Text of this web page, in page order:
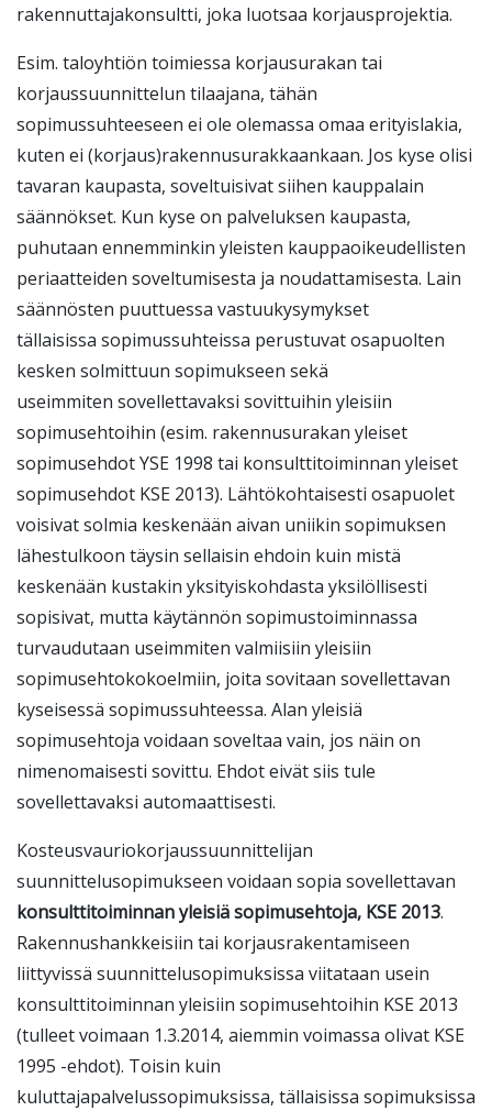
rakennuttajakonsultti, joka luotsaa korjausprojektia.
Esim. taloyhtiön toimiessa korjausurakan tai
korjaussuunnittelun tilaajana, tähän
sopimussuhteeseen ei ole olemassa omaa erityislakia,
kuten ei (korjaus)rakennusurakkaankaan. Jos kyse olisi
tavaran kaupasta, soveltuisivat siihen kauppalain
säännökset. Kun kyse on palveluksen kaupasta,
puhutaan ennemminkin yleisten kauppaoikeudellisten
periaatteiden soveltumisesta ja noudattamisesta. Lain
säännösten puuttuessa vastuukysymykset
tällaisissa sopimussuhteissa perustuvat osapuolten
kesken solmittuun sopimukseen sekä
useimmiten sovellettavaksi sovittuihin yleisiin
sopimusehtoihin (esim. rakennusurakan yleiset
sopimusehdot YSE 1998 tai konsulttitoiminnan yleiset
sopimusehdot KSE 2013). Lähtökohtaisesti osapuolet
voisivat solmia keskenään aivan uniikin sopimuksen
lähestulkoon täysin sellaisin ehdoin kuin mistä
keskenään kustakin yksityiskohdasta yksilöllisesti
sopisivat, mutta käytännön sopimustoiminnassa
turvaudutaan useimmiten valmiisiin yleisiin
sopimusehtokokoelmiin, joita sovitaan sovellettavan
kyseisessä sopimussuhteessa. Alan yleisiä
sopimusehtoja voidaan soveltaa vain, jos näin on
nimenomaisesti sovittu. Ehdot eivät siis tule
sovellettavaksi automaattisesti.
Kosteusvauriokorjaussuunnittelijan
suunnittelusopimukseen voidaan sopia sovellettavan
konsulttitoiminnan yleisiä sopimusehtoja, KSE 2013.
Rakennushankkeisiin tai korjausrakentamiseen
liittyvissä suunnittelusopimuksissa viitataan usein
konsulttitoiminnan yleisiin sopimusehtoihin KSE 2013
(tulleet voimaan 1.3.2014, aiemmin voimassa olivat KSE
1995 -ehdot). Toisin kuin
kuluttajapalvelussopimuksissa, tällaisissa sopimuksissa